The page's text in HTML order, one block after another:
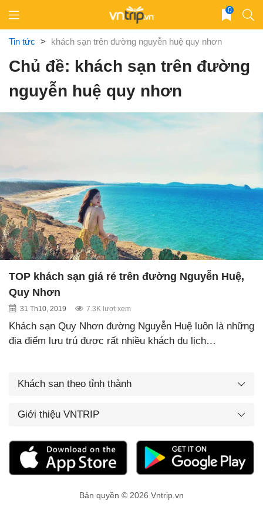
content
0
Tin tức > khách sạn trên đường nguyễn huệ quy nhơn
Chủ đề: khách sạn trên đường
nguyễn huệ quy nhơn
TOP khách sạn giá rẻ trên đường Nguyễn Huệ,
Quy Nhơn
31 Th10, 2019 7.3K lượt xem
Khách sạn Quy Nhơn đường Nguyễn Huệ luôn là những
địa điểm lưu trú được rất nhiều khách du lịch…
Khách sạn theo tỉnh thành
Giới thiệu VNTRIP
Bản quyền © 2026 Vntrip.vn